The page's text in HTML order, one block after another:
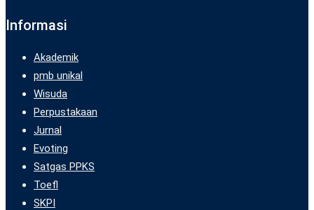
Informasi
Akademik
pmb unikal
Wisuda
Perpustakaan
Jurnal
Evoting
Satgas PPKS
Toefl
SKPI